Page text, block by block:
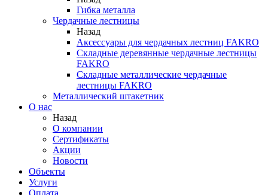
Гибка металла
Чердачные лестницы
Назад
Аксессуары для чердачных лестниц FAKRO
Складные деревянные чердачные лестницы
FAKRO
Складные металлические чердачные
лестницы FAKRO
Металлический штакетник
О нас
Назад
О компании
Сертификаты
Акции
Новости
Объекты
Услуги
Оплата